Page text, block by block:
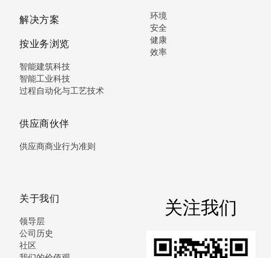
解决方案
按业务浏览
智能建筑科技
智能工业科技
过程自动化与工艺技术
供应商伙伴
供应商商业行为准则
环境
安全
健康
效率
关于我们
领导层
公司历史
社区
关注我们